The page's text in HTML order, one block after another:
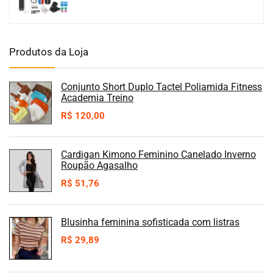
Produtos da Loja
Conjunto Short Duplo Tactel Poliamida Fitness
Academia Treino
R$ 120,00
Cardigan Kimono Feminino Canelado Inverno
Roupão Agasalho
R$ 51,76
Blusinha feminina sofisticada com listras
R$ 29,89